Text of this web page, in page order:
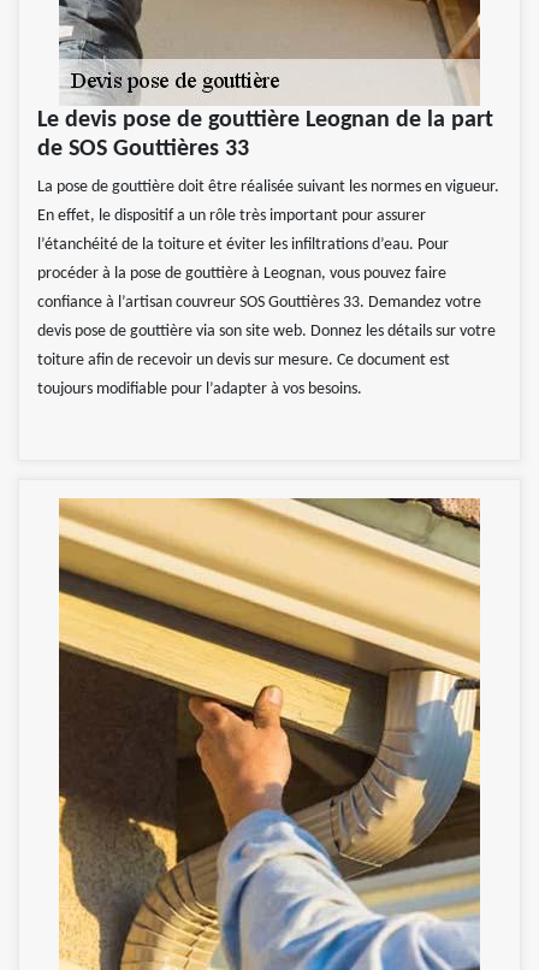
Le devis pose de gouttière Leognan de la part
de SOS Gouttières 33
La pose de gouttière doit être réalisée suivant les normes en vigueur.
En effet, le dispositif a un rôle très important pour assurer
l’étanchéité de la toiture et éviter les infiltrations d’eau. Pour
procéder à la pose de gouttière à Leognan, vous pouvez faire
confiance à l’artisan couvreur SOS Gouttières 33. Demandez votre
devis pose de gouttière via son site web. Donnez les détails sur votre
toiture afin de recevoir un devis sur mesure. Ce document est
toujours modifiable pour l’adapter à vos besoins.